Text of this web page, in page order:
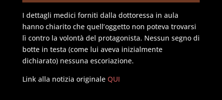
I dettagli medici forniti dalla dottoressa in aula
hanno chiarito che quell’oggetto non poteva trovarsi
lì contro la volontà del protagonista. Nessun segno di
botte in testa (come lui aveva inizialmente
dichiarato) nessuna escoriazione.
Link alla notizia originale QUI